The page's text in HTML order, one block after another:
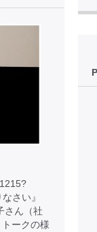
さい』
さん（社
ークの様